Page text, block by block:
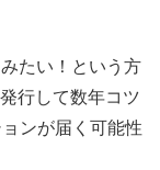
たい！という方
行して数年コツ
ンが届く可能性